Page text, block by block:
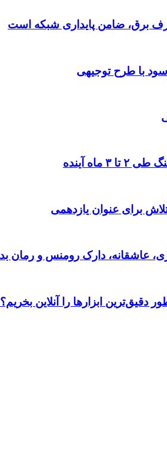
سود با طرح توجیهی
آینده
برای عنوان یازدهمی
دقیق‌ترین ابزارها را آنلاین بخریم؟